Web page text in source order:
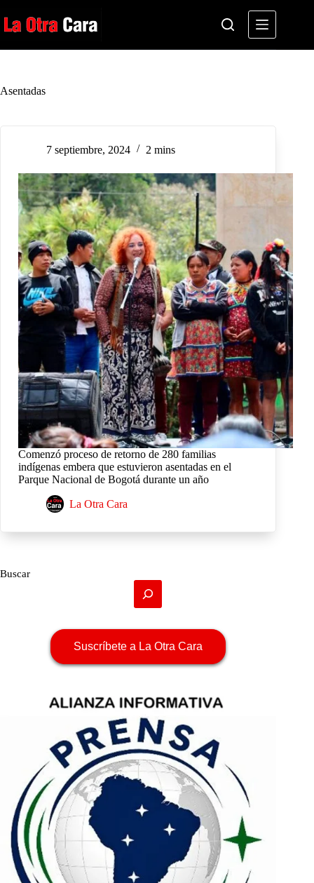
al
contenido
Asentadas
7 septiembre, 2024 2 mins
Comenzó proceso de retorno de 280 familias
indígenas embera que estuvieron asentadas en el
Parque Nacional de Bogotá durante un año
La Otra Cara
Buscar
Suscríbete a La Otra Cara